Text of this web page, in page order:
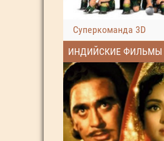
Суперкоманда 3D
ИНДИЙСКИЕ ФИЛЬМЫ